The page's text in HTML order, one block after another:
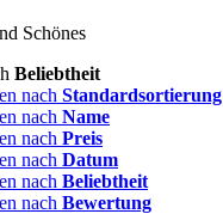
Schönes
Beliebtheit
nach Standardsortierung
nach Name
nach Preis
nach Datum
nach Beliebtheit
nach Bewertung